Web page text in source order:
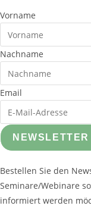
Vorname
Nachname
Email
Bestellen Sie den
Seminare/Webinare
informiert werden